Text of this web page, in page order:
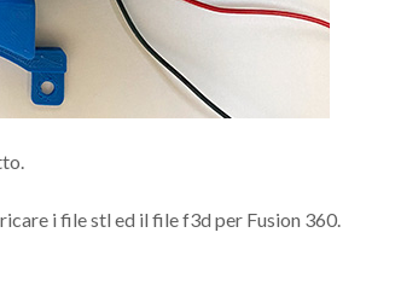
i file stl ed il file f3d per Fusion 360.